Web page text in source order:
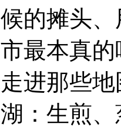
的摊头
最本真
进那些
：生煎